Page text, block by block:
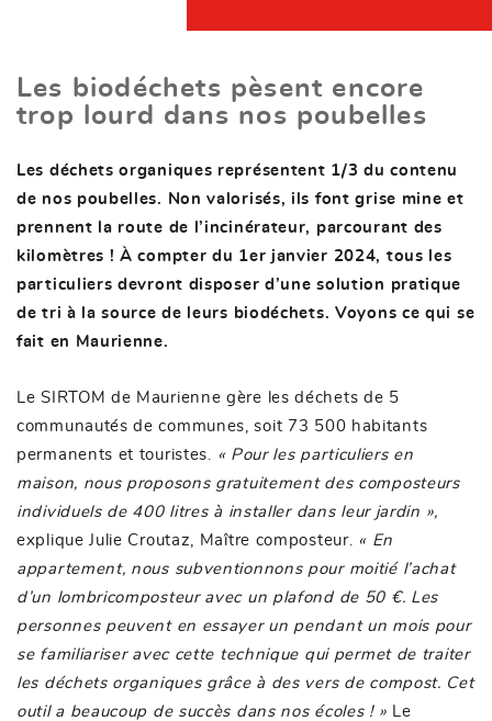
Les biodéchets pèsent encore
trop lourd dans nos poubelles
Les déchets organiques représentent 1/3 du contenu
de nos poubelles. Non valorisés, ils font grise mine et
prennent la route de l’incinérateur, parcourant des
kilomètres ! À compter du 1er janvier 2024, tous les
particuliers devront disposer d’une solution pratique
de tri à la source de leurs biodéchets. Voyons ce qui se
fait en Maurienne.
Le SIRTOM de Maurienne gère les déchets de 5
communautés de communes, soit 73 500 habitants
permanents et touristes.
« Pour les particuliers en
maison, nous proposons gratuitement des composteurs
individuels de 400 litres à installer dans leur jardin »,
explique Julie Croutaz, Maître composteur.
« En
appartement, nous subventionnons pour moitié l’achat
d’un lombricomposteur avec un plafond de 50 €. Les
personnes peuvent en essayer un pendant un mois pour
se familiariser avec cette technique qui permet de traiter
les déchets organiques grâce à des vers de compost. Cet
outil a beaucoup de succès dans nos écoles ! » Le